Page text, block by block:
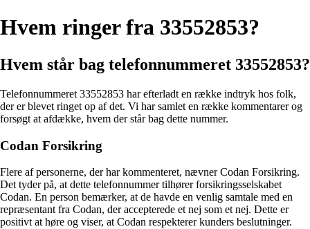
Hvem ringer fra 33552853?
Hvem står bag telefonnummeret 33552853?
Telefonnummeret 33552853 har efterladt en række indtryk hos folk,
der er blevet ringet op af det. Vi har samlet en række kommentarer og
forsøgt at afdække, hvem der står bag dette nummer.
Codan Forsikring
Flere af personerne, der har kommenteret, nævner Codan Forsikring.
Det tyder på, at dette telefonnummer tilhører forsikringsselskabet
Codan. En person bemærker, at de havde en venlig samtale med en
repræsentant fra Codan, der accepterede et nej som et nej. Dette er
positivt at høre og viser, at Codan respekterer kunders beslutninger.